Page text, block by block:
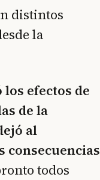
distintos
la
efectos de
de la
al
consecuencias
todos